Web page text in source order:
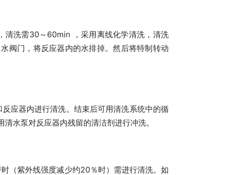
清洗需30～60min ，采用离线化学清洗，清洗
阀门，将反应器内的水排掉。然后将特制转动
应器内进行清洗。结束后可用清洗系统中的循
水泵对反应器内残留的清洁剂进行冲洗。
（紫外线强度减少约20％时）需进行清洗。如